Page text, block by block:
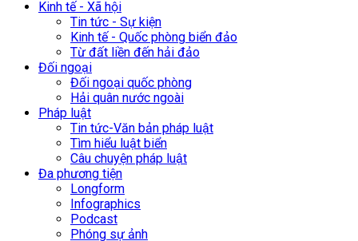
Kinh tế - Xã hội
Tin tức - Sự kiện
Kinh tế - Quốc phòng biển đảo
Từ đất liền đến hải đảo
Đối ngoại
Đối ngoại quốc phòng
Hải quân nước ngoài
Pháp luật
Tin tức-Văn bản pháp luật
Tìm hiểu luật biển
Câu chuyện pháp luật
Đa phương tiện
Longform
Infographics
Podcast
Phóng sự ảnh